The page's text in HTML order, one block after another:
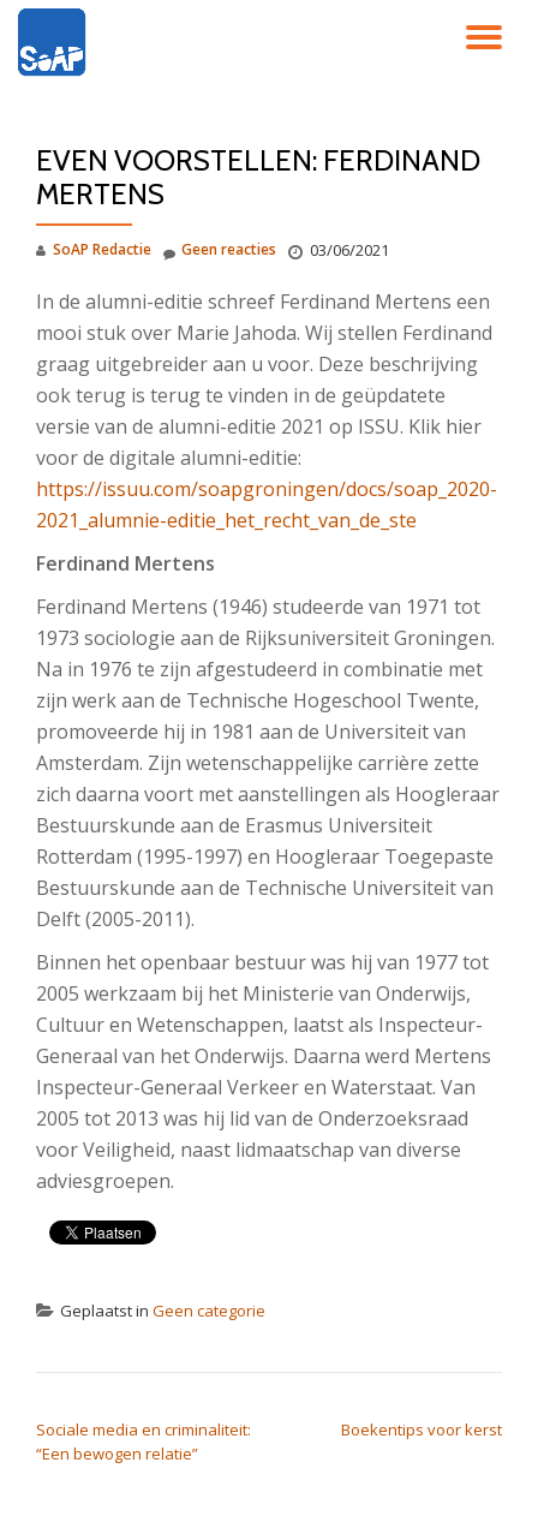
direct
inhoudEVEN VOORSTELLEN: FERDINAND
MERTENS
SoAP Redactie 03/06/2021
Geen reacties
In de alumni-editie schreef Ferdinand Mertens een
mooi stuk over Marie Jahoda. Wij stellen Ferdinand
graag uitgebreider aan u voor. Deze beschrijving
ook terug is terug te vinden in de geüpdatete
versie van de alumni-editie 2021 op ISSU. Klik hier
voor de digitale alumni-editie:
https://issuu.com/soapgroningen/docs/soap_2020-
2021_alumnie-editie_het_recht_van_de_ste
Ferdinand Mertens
Ferdinand Mertens (1946) studeerde van 1971 tot
1973 sociologie aan de Rijksuniversiteit Groningen.
Na in 1976 te zijn afgestudeerd in combinatie met
zijn werk aan de Technische Hogeschool Twente,
promoveerde hij in 1981 aan de Universiteit van
Amsterdam. Zijn wetenschappelijke carrière zette
zich daarna voort met aanstellingen als Hoogleraar
Bestuurskunde aan de Erasmus Universiteit
Rotterdam (1995-1997) en Hoogleraar Toegepaste
Bestuurskunde aan de Technische Universiteit van
Delft (2005-2011).
Binnen het openbaar bestuur was hij van 1977 tot
2005 werkzaam bij het Ministerie van Onderwijs,
Cultuur en Wetenschappen, laatst als Inspecteur-
Generaal van het Onderwijs. Daarna werd Mertens
Inspecteur-Generaal Verkeer en Waterstaat. Van
2005 tot 2013 was hij lid van de Onderzoeksraad
voor Veiligheid, naast lidmaatschap van diverse
adviesgroepen.
Geplaatst in Geen categorie
Sociale media en criminaliteit:
“Een bewogen relatie”
Boekentips voor kerst